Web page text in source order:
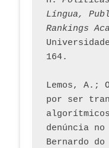
Língua,
Rankings
164.
Lemos, A.;
por ser
denúncia
Bernardo